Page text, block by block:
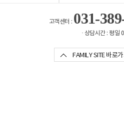
FAMILY SITE 바로가
고객센터 : 031-
· 상담시간 : 평일